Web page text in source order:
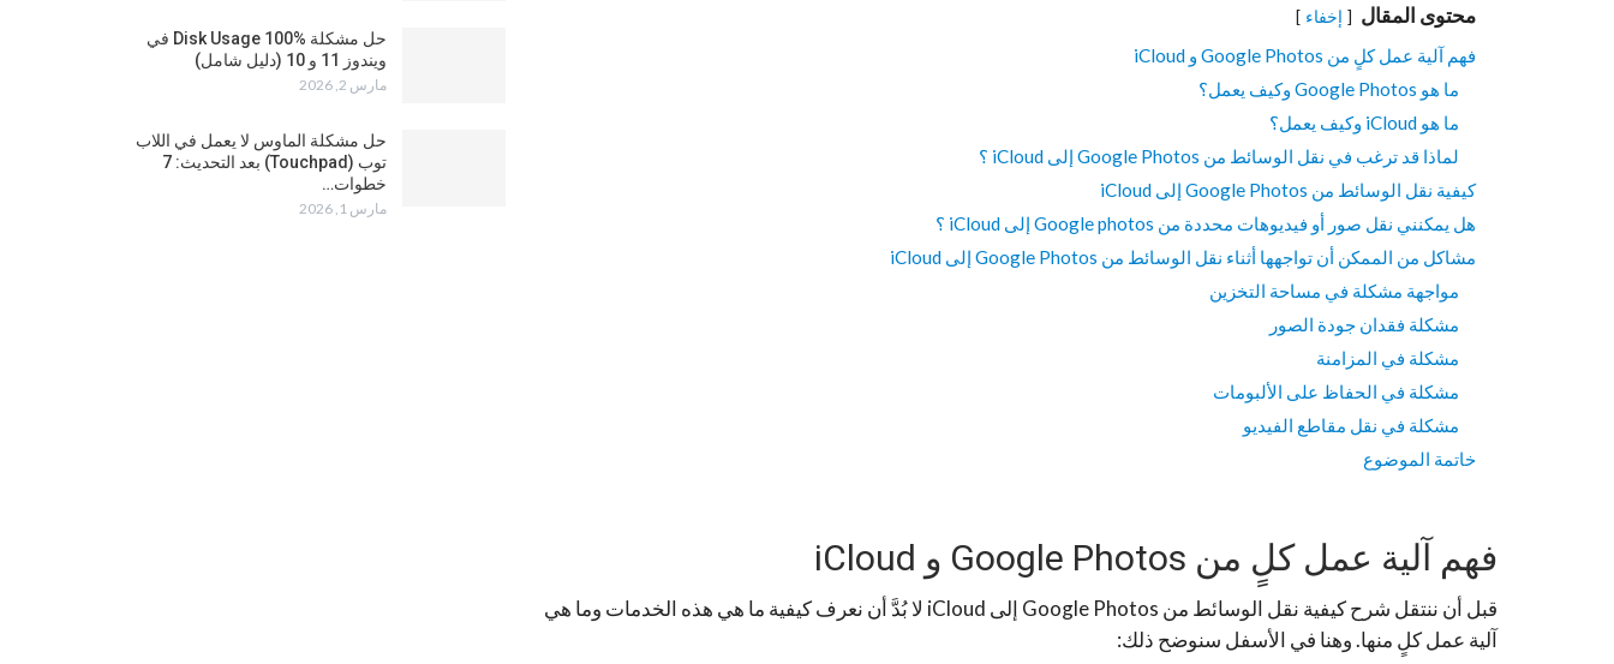
محتوى المقال إخفاء
فهم آلية عمل كلٍ من Google Photos و iCloud
ما هو Google Photos وكيف يعمل؟
ما هو iCloud وكيف يعمل؟
لماذا قد ترغب في نقل الوسائط من Google Photos إلى iCloud ؟
كيفية نقل الوسائط من Google Photos إلى iCloud
هل يمكنني نقل صور أو فيديوهات محددة من Google photos إلى iCloud ؟
مشاكل من الممكن أن تواجهها أثناء نقل الوسائط من Google Photos إلى iCloud
مواجهة مشكلة في مساحة التخزين
مشكلة فقدان جودة الصور
مشكلة في المزامنة
مشكلة في الحفاظ على الألبومات
مشكلة في نقل مقاطع الفيديو
خاتمة الموضوع
فهم آلية عمل كلٍ من Google Photos و iCloud
قبل أن ننتقل شرح كيفية نقل الوسائط من Google Photos إلى iCloud لا بُدَّ أن نعرف كيفية ما هي هذه الخدمات وما هي
آلية عمل كلٍ منها. وهنا في الأسفل سنوضح ذلك:
حل مشكلة Disk Usage 100% في
ويندوز 11 و 10 (دليل شامل)
مارس 2, 2026
حل مشكلة الماوس لا يعمل في اللاب
توب (Touchpad) بعد التحديث: 7
خطوات…
مارس 1, 2026